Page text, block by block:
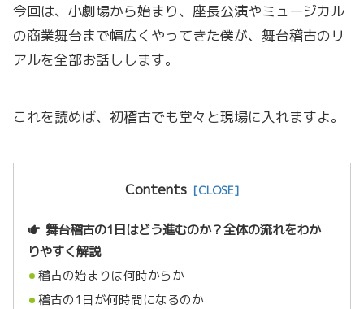
今回は、小劇場から始まり、座長公演やミュージカル
の商業舞台まで幅広くやってきた僕が、舞台稽古のリ
アルを全部お話しします。
これを読めば、初稽古でも堂々と現場に入れますよ。
Contents
舞台稽古の1日はどう進むのか？全体の流れをわか
りやすく解説
稽古の始まりは何時からか
稽古の1日が何時間になるのか